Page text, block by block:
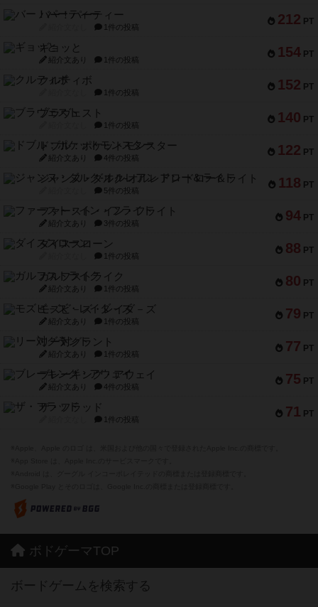
212 PT
バー！パーティー
1件の投稿
154 PT
ギョッと
紹介文あり 1件の投稿
152 PT
クルティボ
1件の投稿
140 PT
ブラヴェスト
1件の投稿
122 PT
ドブル：ポケットモンスター
紹介文あり 4件の投稿
118 PT
ジャンヌ・ダルク-オルレアン ドロー＆ライト
5件の投稿
94 PT
ファースト・イン・フライト
紹介文あり 3件の投稿
88 PT
ダイススローン
1件の投稿
80 PT
ガルフストライク
紹介文あり 1件の投稿
79 PT
モズビ－ズ・レイダ－ズ
紹介文あり 1件の投稿
77 PT
リー対グラント
紹介文あり 1件の投稿
75 PT
ブレーキング・アウェイ
紹介文あり 4件の投稿
71 PT
ザ・フラッド
1件の投稿
ボドゲーマTOP
ボードゲームを検索する